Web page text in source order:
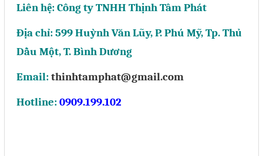
Liên hệ: Công ty TNHH Thịnh Tâm Phát
Địa chỉ: 599 Huỳnh Văn Lũy, P. Phú Mỹ, Tp. Thủ
Dầu Một, T. Bình Dương
Email:thinhtamphat@gmail.com
Hotline:0909.199.102